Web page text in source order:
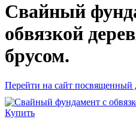
Свайный
обвязкой
брусом.
Перейти на сайт посвященный
Купить